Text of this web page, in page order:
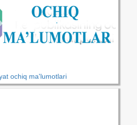
ochiq ma'lumotlari